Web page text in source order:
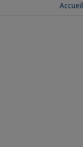
Accueil